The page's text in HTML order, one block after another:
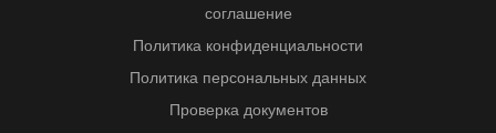
соглашение
Политика конфиденциальности
Политика персональных данных
Проверка документов